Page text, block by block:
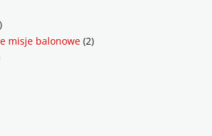
misje balonowe (2)